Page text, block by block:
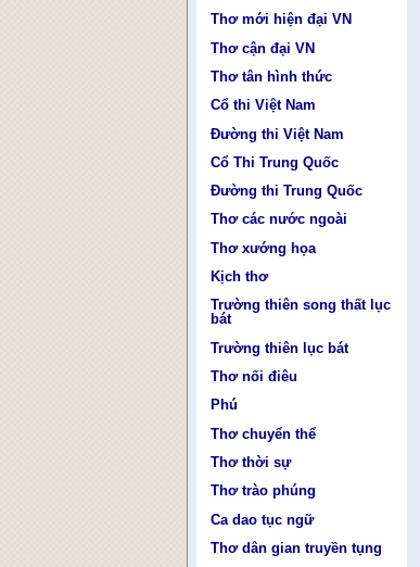
Thơ mới hiện đại VN
Thơ cận đại VN
Thơ tân hình thức
Cổ thi Việt Nam
Đường thi Việt Nam
Cổ Thi Trung Quốc
Đường thi Trung Quốc
Thơ các nước ngoài
Thơ xướng họa
Kịch thơ
Trường thiên song thất lục
bát
Trường thiên lục bát
Thơ nối điêu
Phú
Thơ chuyển thể
Thơ thời sự
Thơ trào phúng
Ca dao tục ngữ
Thơ dân gian truyền tụng